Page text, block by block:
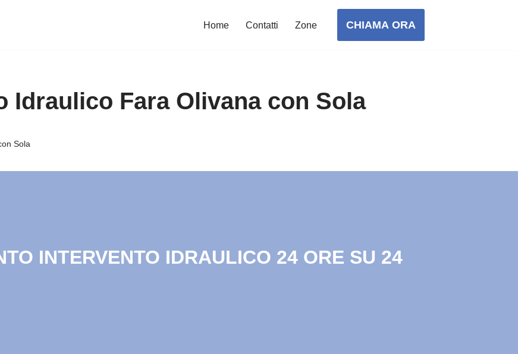
Home Contatti Zone CHIAMA ORA
Sola
Idraulico Fara Olivana con Sola
INTERVENTO IDRAULICO 24 ORE SU 24